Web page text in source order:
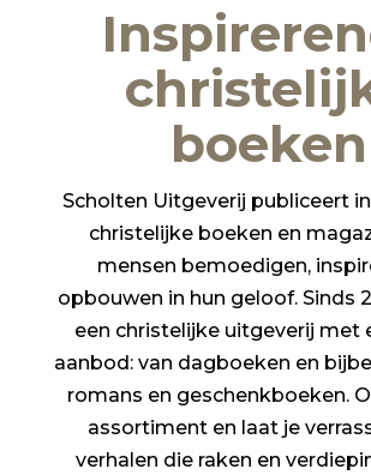
boeken
Scholten Uitgeverij publiceert
christelijke boeken en
mensen bemoedigen,
opbouwen in hun geloof. Sinds
een christelijke uitgeverij met
aanbod: van dagboeken en
romans en geschenkboeken.
assortiment en laat je
verhalen die raken en